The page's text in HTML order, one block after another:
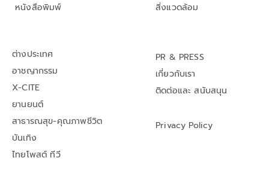
หนังสือพิมพ์
สิ่งแวดล้อม
ต่างประเทศ
อาชญากรรม
X-CITE
ยานยนต์
สาธารณสุข-คุณภาพชีวิต
บันเทิง
ไทยโพสต์ ทีวี
PR & PRESS
เกี่ยวกับเรา
ติดต่อและ สนับสนุน
Privacy Policy